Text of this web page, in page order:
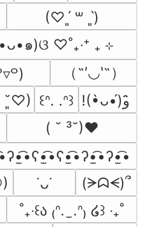
(♡ˊ͈ ꒳ ˋ͈)
๑)ଓ ♡˚₊‧⁺ ₊ ⊹
（˶′◡‵˶）
˘͈♡) ꒰ᐢ. .ᐢ꒱
( ˘ ³˘)♥
) ˙ᴗ˙
(ᗒᗣᗕ)՞
˚₊‧꒰ა ₍ᐢ.  ̫.ᐢ₎ ໒꒱ ‧₊˚